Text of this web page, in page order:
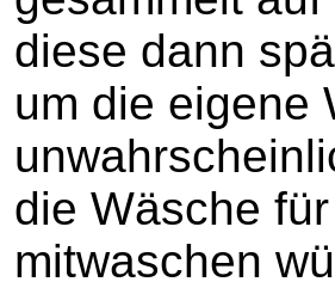
diese dann
um die eigene
die Wäsche
mitwaschen